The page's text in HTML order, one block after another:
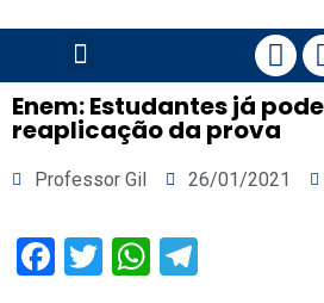
Enem: Estudantes já
reaplicação da prova
Professor Gil 26/01/2021
Facebook
TwitterWhatsApp